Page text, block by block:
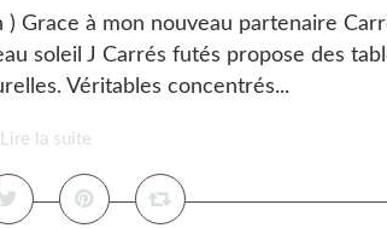
Grace à mon nouveau partenaire
soleil J Carrés futés propose des
Véritables concentrés...
Lire la suite